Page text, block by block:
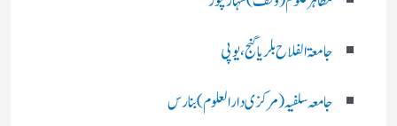
جامعۃ الفلاح بلریاگنج،یوپی
جامعہ سلفیہ(مرکزی دارالعلوم )بنارس